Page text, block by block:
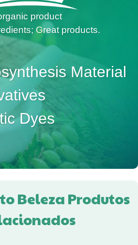
product
Great products.
Material
Dyes
Beleza Produtos